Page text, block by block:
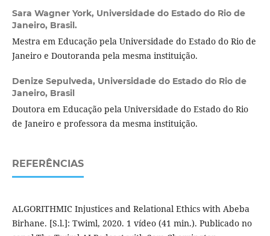
Sara Wagner York, Universidade do Estado do Rio de
Janeiro, Brasil.
Mestra em Educação pela Universidade do Estado do Rio de
Janeiro e Doutoranda pela mesma instituição.
Denize Sepulveda, Universidade do Estado do Rio de
Janeiro, Brasil
Doutora em Educação pela Universidade do Estado do Rio
de Janeiro e professora da mesma instituição.
REFERÊNCIAS
ALGORITHMIC Injustices and Relational Ethics with Abeba
Birhane. [S.l.]: Twiml, 2020. 1 vídeo (41 min.). Publicado no